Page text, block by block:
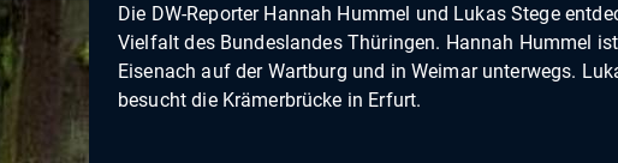
Die DW-Reporter Hannah Hummel und Lukas Stege
Vielfalt des Bundeslandes Thüringen. Hannah Hummel
Eisenach auf der Wartburg und in Weimar unterwegs.
besucht die Krämerbrücke in Erfurt.